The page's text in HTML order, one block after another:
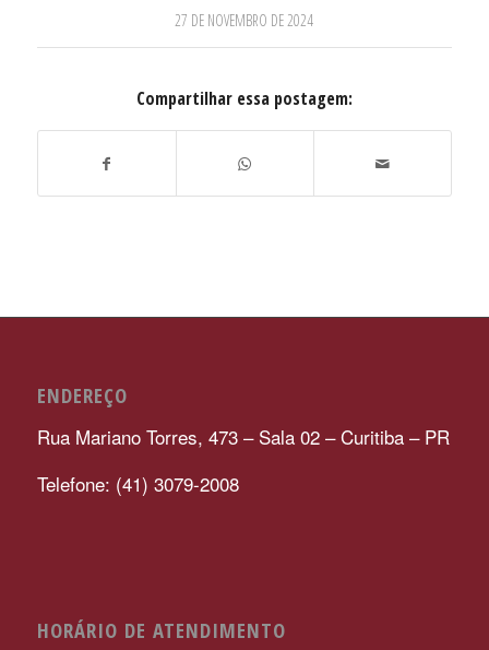
27 DE NOVEMBRO DE 2024
Compartilhar essa postagem:
ENDEREÇO
Rua Mariano Torres, 473 – Sala 02 – Curitiba – PR
Telefone: (41) 3079-2008
HORÁRIO DE ATENDIMENTO